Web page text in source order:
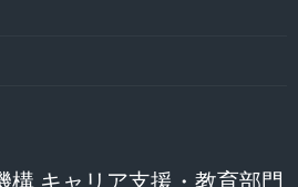
構 キャリア支援・教育部門